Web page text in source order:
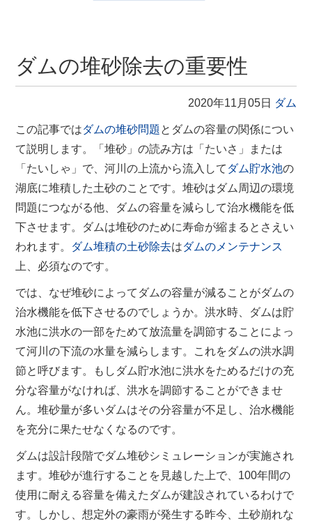
ダムの堆砂除去の重要性
2020年11月05日 ダム
この記事ではダムの堆砂問題 とダムの容量の関係につい
て説明します。「堆砂」の読み方は「たいさ」または
「たいしゃ」で、河川の上流から流入して ダム貯水池の
湖底に堆積した土砂のことです。堆砂はダム周辺の環境
問題につながる他、ダムの容量を減らして治水機能を低
下させます。ダムは堆砂のために寿命が縮まるとさえい
われます。 ダム堆積の土砂除去はダムのメンテナンス
上、必須なのです。
では、なぜ堆砂によってダムの容量が減ることがダムの
治水機能を低下させるのでしょうか。洪水時、ダムは貯
水池に洪水の一部をためて放流量を調節することによっ
て河川の下流の水量を減らします。これをダムの洪水調
節と呼びます。もしダム貯水池に洪水をためるだけの充
分な容量がなければ、洪水を調節することができませ
ん。堆砂量が多いダムはその分容量が不足し、治水機能
を充分に果たせなくなるのです。
ダムは設計段階でダム堆砂シミュレーションが実施され
ます。堆砂が進行することを見越した上で、 100年間の
使用に耐える容量を備えたダムが建設されているわけで
す。しかし、想定外の豪雨が発生する昨今、土砂崩れな